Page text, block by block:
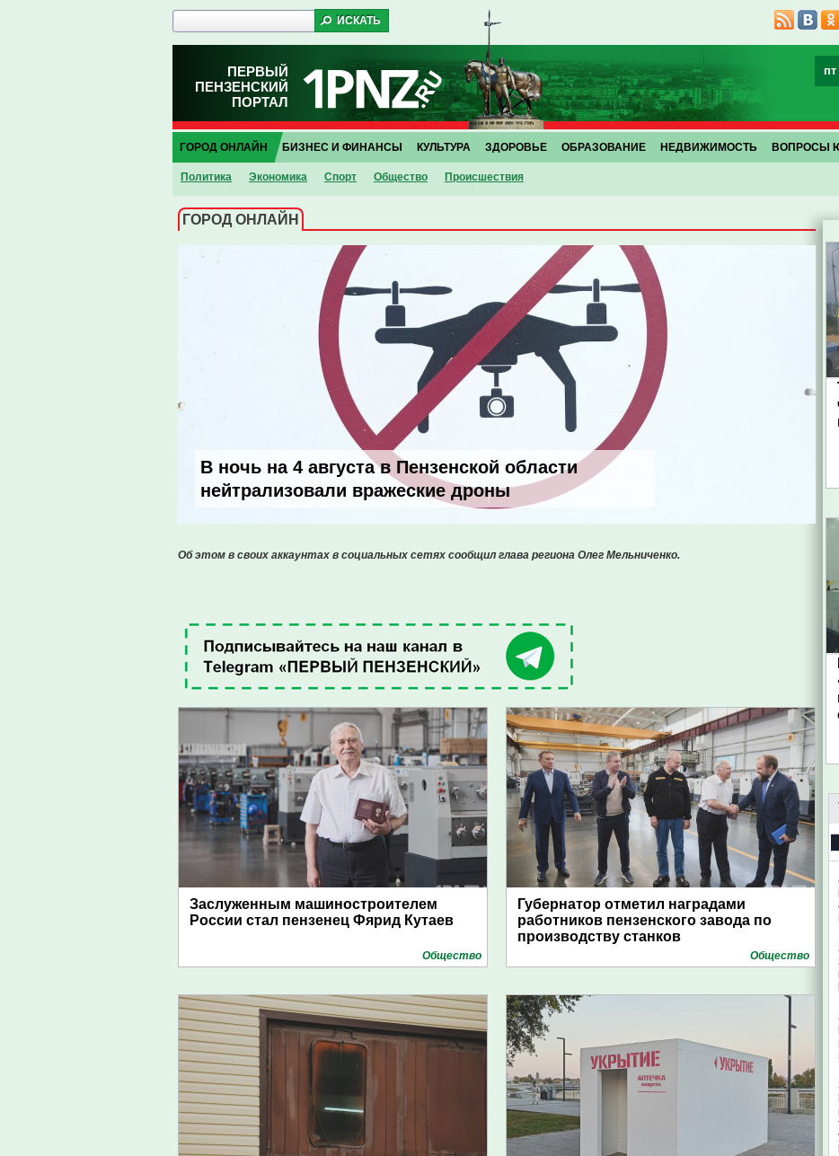
ПЕРВЫЙ
ПЕНЗЕНСКИЙ
ПОРТАЛ
пт
ГОРОД ОНЛАЙН
Политика Экономика Спорт Общество Проиcшествия
БИЗНЕС И ФИНАНСЫ КУЛЬТУРА ЗДОРОВЬЕ ОБРАЗОВАНИЕ НЕДВИЖИМОСТЬ ВОПРОСЫ
ГОРОД ОНЛАЙН
В ночь на 4 августа в Пензенской области
нейтрализовали вражеские дроны
Об этом в своих аккаунтах в социальных сетях сообщил глава региона Олег Мельниченко.
Заслуженным машиностроителем
России стал пензенец Фярид Кутаев
Общество
Губернатор отметил наградами
работников пензенского завода по
производству станков
Общество